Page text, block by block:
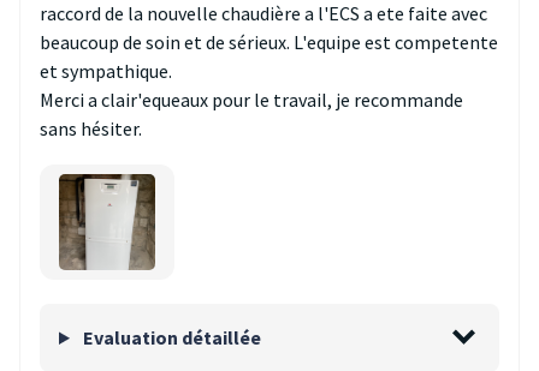
raccord de la nouvelle chaudière a l'ECS a ete faite avec
beaucoup de soin et de sérieux. L'equipe est competente
et sympathique.
Merci a clair'equeaux pour le travail, je recommande
sans hésiter.
Evaluation détaillée